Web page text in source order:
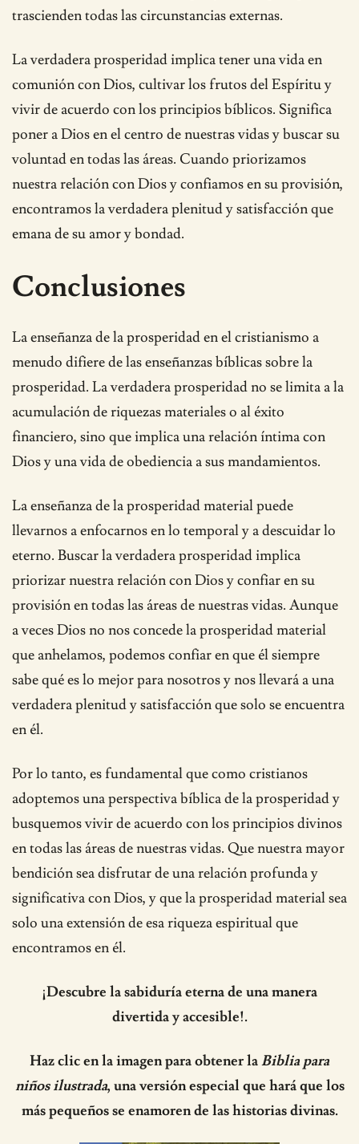
trascienden todas las circunstancias externas.
La verdadera prosperidad implica tener una vida en
comunión con Dios, cultivar los frutos del Espíritu y
vivir de acuerdo con los principios bíblicos. Significa
poner a Dios en el centro de nuestras vidas y buscar su
voluntad en todas las áreas. Cuando priorizamos
nuestra relación con Dios y confiamos en su provisión,
encontramos la verdadera plenitud y satisfacción que
emana de su amor y bondad.
Conclusiones
La enseñanza de la prosperidad en el cristianismo a
menudo difiere de las enseñanzas bíblicas sobre la
prosperidad. La verdadera prosperidad no se limita a la
acumulación de riquezas materiales o al éxito
financiero, sino que implica una relación íntima con
Dios y una vida de obediencia a sus mandamientos.
La enseñanza de la prosperidad material puede
llevarnos a enfocarnos en lo temporal y a descuidar lo
eterno. Buscar la verdadera prosperidad implica
priorizar nuestra relación con Dios y confiar en su
provisión en todas las áreas de nuestras vidas. Aunque
a veces Dios no nos concede la prosperidad material
que anhelamos, podemos confiar en que él siempre
sabe qué es lo mejor para nosotros y nos llevará a una
verdadera plenitud y satisfacción que solo se encuentra
en él.
Por lo tanto, es fundamental que como cristianos
adoptemos una perspectiva bíblica de la prosperidad y
busquemos vivir de acuerdo con los principios divinos
en todas las áreas de nuestras vidas. Que nuestra mayor
bendición sea disfrutar de una relación profunda y
significativa con Dios, y que la prosperidad material sea
solo una extensión de esa riqueza espiritual que
encontramos en él.
¡Descubre la sabiduría eterna de una manera
divertida y accesible!.
Haz clic en la imagen para obtener laBiblia para
niños ilustrada, una versión especial que hará que los
más pequeños se enamoren de las historias divinas.